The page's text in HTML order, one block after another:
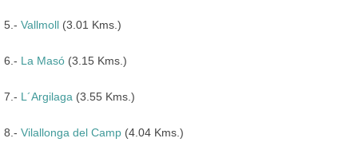
5.- Vallmoll (3.01 Kms.)
6.- La Masó (3.15 Kms.)
7.- L´Argilaga (3.55 Kms.)
8.- Vilallonga del Camp (4.04 Kms.)